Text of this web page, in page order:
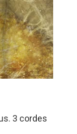
3 cordes